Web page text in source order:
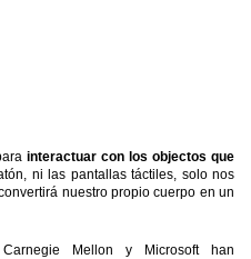
interactuar con los objectos que
ni las pantallas táctiles, solo nos
nuestro propio cuerpo en un
Mellon y Microsoft han